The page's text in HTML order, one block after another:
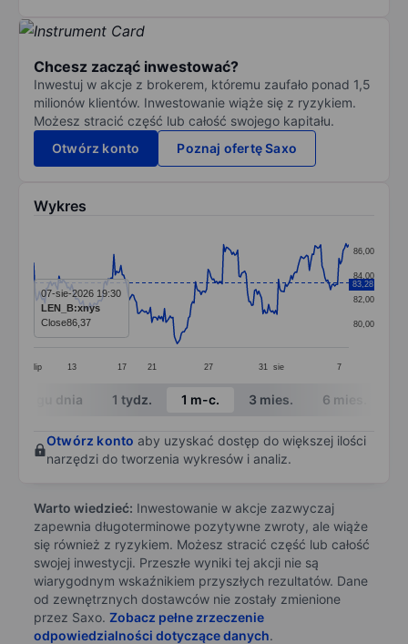
Chcesz zacząć inwestować?
Inwestuj w akcje z brokerem, któremu zaufało ponad 1,5
milionów klientów. Inwestowanie wiąże się z ryzykiem.
Możesz stracić część lub całość swojego kapitału.
Otwórz konto
Poznaj ofertę Saxo
Wykres
Line chart with 225 data points.
The chart has 1 X axis displaying categories.
The chart has 1 Y axis displaying values. Data
lip 13 17 21 27 31 sie 7
80,00
82,00
84,00
86,00
83,28
07-sie-2026 19:30
LEN_B:xnys
Close86,37
End of interactive chart.
W ciągu dnia 1 tydz. 1 m-c. 3 mies. 6 mies.
Otwórz konto aby uzyskać dostęp do większej ilości
narzędzi do tworzenia wykresów i analiz.
Warto wiedzieć: Inwestowanie w akcje zazwyczaj
zapewnia długoterminowe pozytywne zwroty, ale wiąże
się również z ryzykiem. Możesz stracić część lub całość
swojej inwestycji. Przeszłe wyniki tej akcji nie są
wiarygodnym wskaźnikiem przyszłych rezultatów. Dane
od zewnętrznych dostawców nie zostały zmienione
przez Saxo. Zobacz pełne zrzeczenie
odpowiedzialności dotyczące danych.